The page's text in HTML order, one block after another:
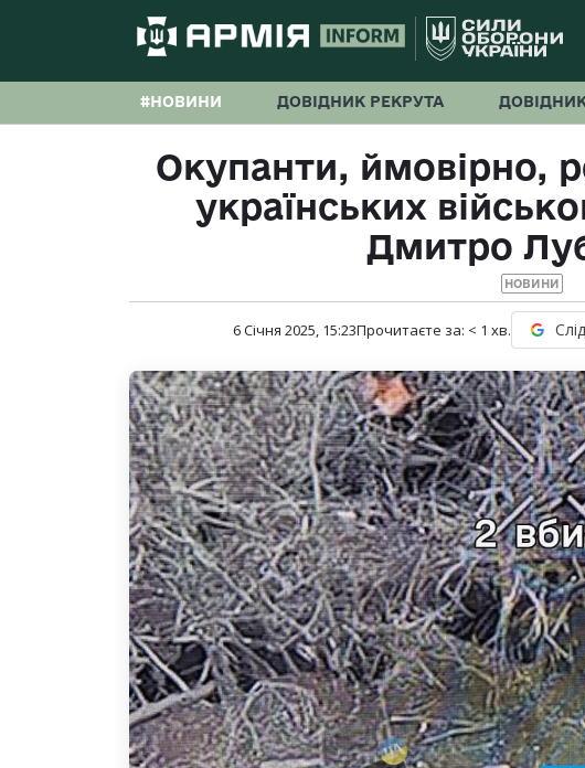
#НОВИНИ ДОВІДНИК РЕКРУТА
Окупанти, ймовірно,
українських
Дмитро
НОВИНИ
6 Січня 2025, 15:23Прочитаєте за: < 1 хв.